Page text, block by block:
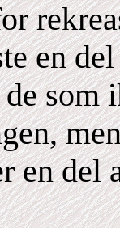
en
en del